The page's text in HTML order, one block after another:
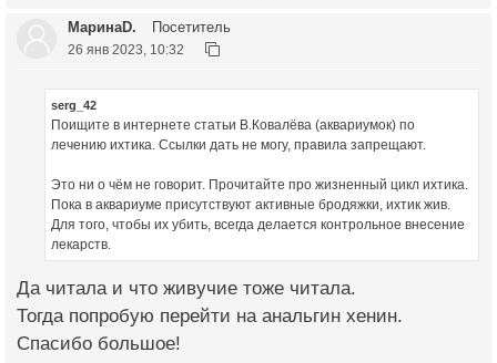
МаринаD. Посетитель
26 янв 2023, 10:32
serg_42
Поищите в интернете статьи В.Ковалёва (аквариумок) по
лечению ихтика. Ссылки дать не могу, правила запрещают.
Это ни о чём не говорит. Прочитайте про жизненный цикл ихтика.
Пока в аквариуме присутствуют активные бродяжки, ихтик жив.
Для того, чтобы их убить, всегда делается контрольное внесение
лекарств.
Да читала и что живучие тоже читала.
Тогда попробую перейти на анальгин хенин.
Спасибо большое!